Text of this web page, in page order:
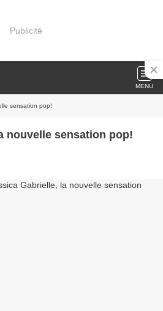
Publicité
MENU
sensation pop!
nouvelle sensation pop!